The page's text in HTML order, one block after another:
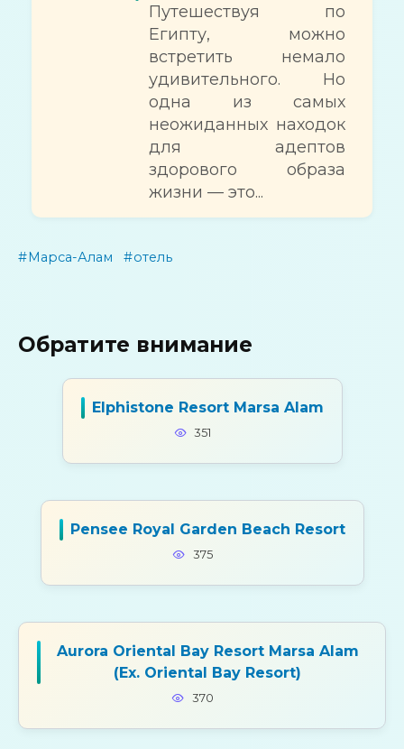
Путешествуя по
Египту, можно
встретить немало
удивительного. Но
одна из самых
неожиданных находок
для адептов
здорового образа
жизни — это...
Марса-Алам отель
Обратите внимание
Elphistone Resort Marsa Alam
351
Pensee Royal Garden Beach Resort
375
Aurora Oriental Bay Resort Marsa Alam
(Ex. Oriental Bay Resort)
370